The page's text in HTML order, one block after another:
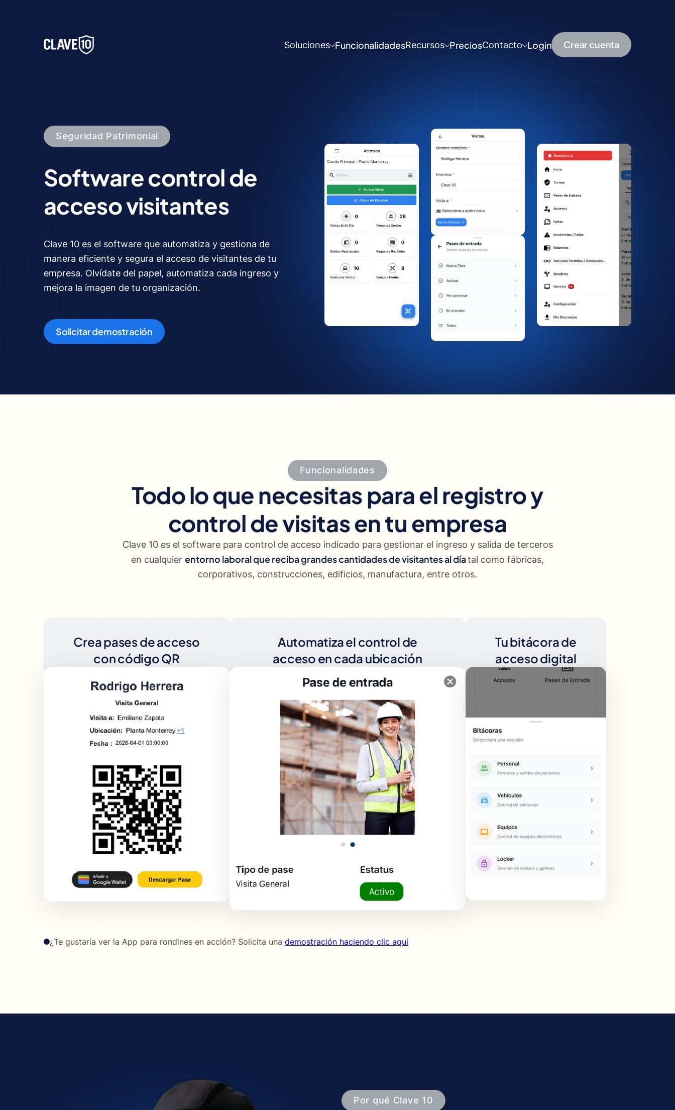
Soluciones FuncionalidadesRecursos PreciosContacto Login Crear cuenta
Seguridad Patrimonial
Software control de
acceso visitantes
Clave 10 es el software que automatiza y gestiona de
manera eficiente y segura el acceso de visitantes de tu
empresa. Olvídate del papel, automatiza cada ingreso y
mejora la imagen de tu organización.
Solicitar demostración
Funcionalidades
Todo lo que necesitas para el registro y
control de visitas en tu empresa
Clave 10 es el software para control de acceso indicado para gestionar el ingreso y salida de terceros
en cualquier entorno laboral que reciba grandes cantidades de visitantes al díatal como fábricas,
corporativos, construcciones, edificios, manufactura, entre otros.
Crea pases de acceso
con código QR
Automatiza el control de
acceso en cada ubicación
Tu bitácora de
acceso digital
¿Te gustaría ver la App para rondines en acción? Solicita una demostración haciendo clic aquí
Por qué Clave 10